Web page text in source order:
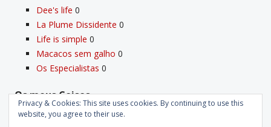
Dee's life 0
La Plume Dissidente 0
Life is simple 0
Macacos sem galho 0
Os Especialistas 0
Os meus Coisos
Deus0
Privacy & Cookies: This site uses cookies. By continuing to use this
website, you agree to their use.